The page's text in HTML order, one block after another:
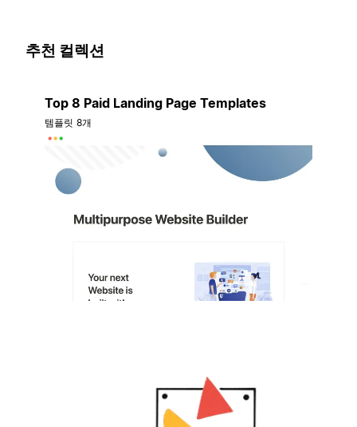
추천 컬렉션
Top 8 Paid Landing Page Templates
템플릿 8개